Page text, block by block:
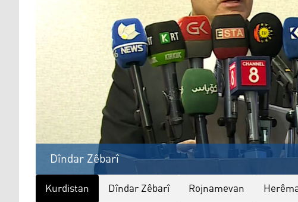
Dîndar Zêbarî
Kurdistan Dîndar Zêbarî Rojnamevan